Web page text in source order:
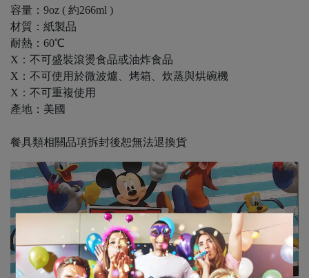
容量：9oz ( 約266ml )
材質：紙製品
耐熱：60℃
X：不可盛裝滾燙食品或油炸食品
X：不可使用於微波爐、烤箱、炊蒸與烘碗機
X：不可重複使用
產地：美國
餐具類相關品項拆封後恕無法退換貨